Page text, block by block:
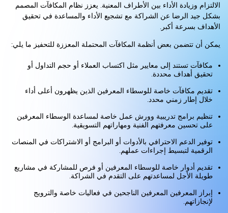
الالتزام وزيادة الأداء بين الأطراف المعنية. يعزز نظام المكافآت المصمم
بشكل جيد الرضا عن الشراكة مع تشجيع الأداء والمساعدة في تحقيق
الأهداف بسرعة أكبر.
يمكن أن تتضمن بعض أنظمة المكافآت المحتملة المعززة للتحفيز ما يلي:
مكافآت تستند إلى معايير مثل اكتساب العملاء أو حجم التداول أو
تحقيق أهداف محددة.
تقديم مكافآت خاصة للوسطاء المعرفين الذين يظهرون أعلى أداء
خلال إطار زمني محدد.
تنظيم برامج تدريبية وورش عمل خاصة لمساعدة الوسطاء المعرفين
على تحسين معرفتهم الفنية ومهاراتهم التسويقية.
توفير الدعم الاحترافي بالأدوات أو البرامج أو الاشتراكات في المنصات
الرقمية لتبسيط إجراءات عملهم.
تقديم أدوار خاصة للوسطاء المعرفين أو فرص للمشاركة في مشاريع
طويلة الأجل لمساعدتهم على التقدم في الشراكة.
إبراز المعرفين المعرفين الناجحين في فعاليات خاصة والترويج
لإنجازاتهم.